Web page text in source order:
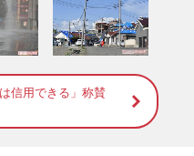
信用できる」称賛